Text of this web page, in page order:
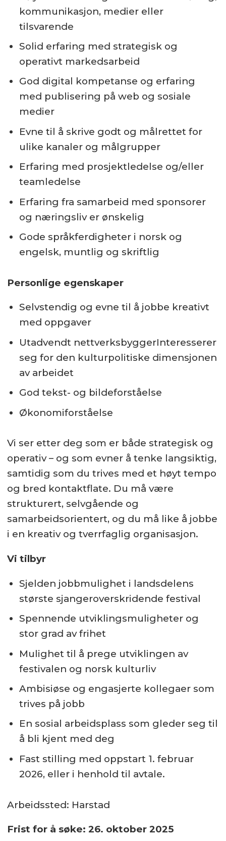
kommunikasjon, medier eller
tilsvarende
Solid erfaring med strategisk og
operativt markedsarbeid
God digital kompetanse og erfaring
med publisering på web og sosiale
medier
Evne til å skrive godt og målrettet for
ulike kanaler og målgrupper
Erfaring med prosjektledelse og/eller
teamledelse
Erfaring fra samarbeid med sponsorer
og næringsliv er ønskelig
Gode språkferdigheter i norsk og
engelsk, muntlig og skriftlig
Personlige egenskaper
Selvstendig og evne til å jobbe kreativt
med oppgaver
Utadvendt nettverksbyggerInteresserer
seg for den kulturpolitiske dimensjonen
av arbeidet
God tekst- og bildeforståelse
Økonomiforståelse
Vi ser etter deg som er både strategisk og
operativ – og som evner å tenke langsiktig,
samtidig som du trives med et høyt tempo
og bred kontaktflate. Du må være
strukturert, selvgående og
samarbeidsorientert, og du må like å jobbe
i en kreativ og tverrfaglig organisasjon.
Vi tilbyr
Sjelden jobbmulighet i landsdelens
største sjangeroverskridende festival
Spennende utviklingsmuligheter og
stor grad av frihet
Mulighet til å prege utviklingen av
festivalen og norsk kulturliv
Ambisiøse og engasjerte kollegaer som
trives på jobb
En sosial arbeidsplass som gleder seg til
å bli kjent med deg
Fast stilling med oppstart 1. februar
2026, eller i henhold til avtale.
Arbeidssted: Harstad
Frist for å søke: 26. oktober 2025